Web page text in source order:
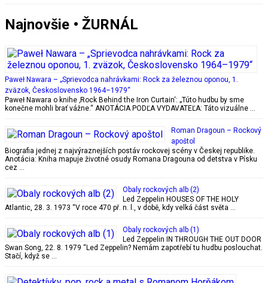
Najnovšie • ŽURNÁL
Paweł Nawara – „Sprievodca nahrávkami: Rock za železnou oponou, 1.
zväzok, Československo 1964–1979“
Paweł Nawara o knihe ‚Rock Behind the Iron Curtain‘: „Túto hudbu by sme
konečne mohli brať vážne.“ ANOTÁCIA PODĽA VYDAVATEĽA: Táto vizuálne …
Roman Dragoun – Rockový
apoštol
Biografia jednej z najvýraznejších postáv rockovej scény v Českej republike.
Anotácia: Kniha mapuje životné osudy Romana Dragouna od detstva v Písku
cez …
Obaly rockových alb (2)
Led Zeppelin HOUSES OF THE HOLY
Atlantic, 28. 3. 1973 “V roce 470 př. n. l., v době, kdy velká část světa …
Obaly rockových alb (1)
Led Zeppelin IN THROUGH THE OUT DOOR
Swan Song, 22. 8. 1979 “Led Zeppelin? Nemám zapotřebí tu hudbu poslouchat.
Stačí, když se …